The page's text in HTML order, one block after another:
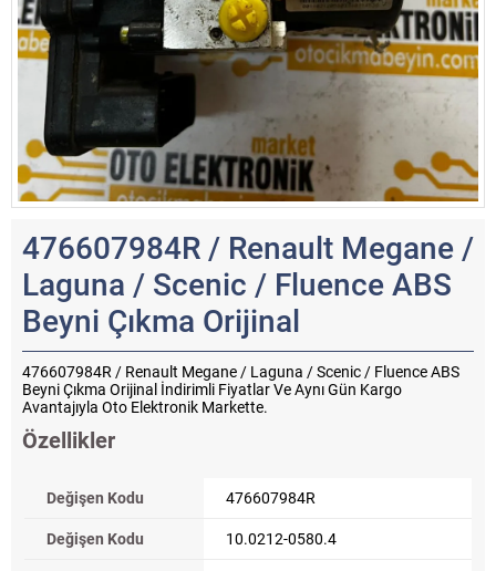
476607984R / Renault Megane /
Laguna / Scenic / Fluence ABS
Beyni Çıkma Orijinal
476607984R / Renault Megane / Laguna / Scenic / Fluence ABS
Beyni Çıkma Orijinal İndirimli Fiyatlar Ve Aynı Gün Kargo
Avantajıyla Oto Elektronik Markette.
Özellikler
Değişen Kodu 476607984R
Değişen Kodu 10.0212-0580.4